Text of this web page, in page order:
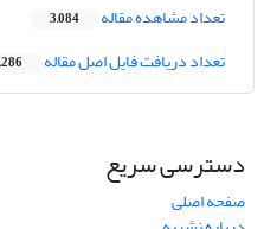
تعداد مشاهده مقاله 3,084
تعداد دریافت فایل اصل مقاله
دسترسی سریع
صفحه اصلی